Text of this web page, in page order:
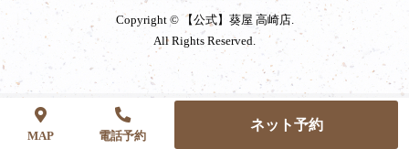
Copyright © 【公式】葵屋 高崎店.
All Rights Reserved.
MAP 電話予約
ネット予約